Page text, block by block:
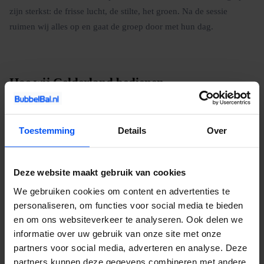
Toestemming Details Over
Deze website maakt gebruik van cookies
We gebruiken cookies om content en advertenties te
personaliseren, om functies voor social media te bieden
en om ons websiteverkeer te analyseren. Ook delen we
informatie over uw gebruik van onze site met onze
partners voor social media, adverteren en analyse. Deze
partners kunnen deze gegevens combineren met andere
zijn sterkst: de frisse lucht, de stilte, het groen. Na de sessie
ruimen wij alles op en gaat de groep door met hun dag.
Hoe wij Gelderland bedienen
de beste locatie op het terrein en stemmen het tijdstip af. Die
voorbereiding maakt het voor de groep naadloos.
Combineer archery tag metlasergame voor een dubbele dosis
actie of met eene-chopper tochtover de Veluwe. Neem contact op
voor een offerte.